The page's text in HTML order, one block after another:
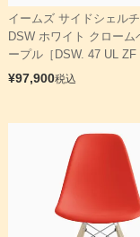
イームズ サイドシェル
DSW ホワイト クローム
ープル［DSW. 47 UL ZF
¥97,900税込